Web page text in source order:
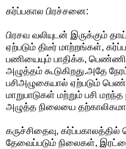
கர்ப்பகால பிரச்சனை:
பிரசவ வலியுடன் இருக்கும்
ஏற்படும் திடீர் மாற்றங்கள்,
பணியையும் பாதிக்க,
அழுத்தம் கூடுகிறது.அதே
பசிஅழுகையால் ஏற்படும்
மாறுபாடுகள் மற்றும் பசி
அழுத்த நிலையை
கருச்சிதைவு,
தேவைப்படும் நிலைகள்,